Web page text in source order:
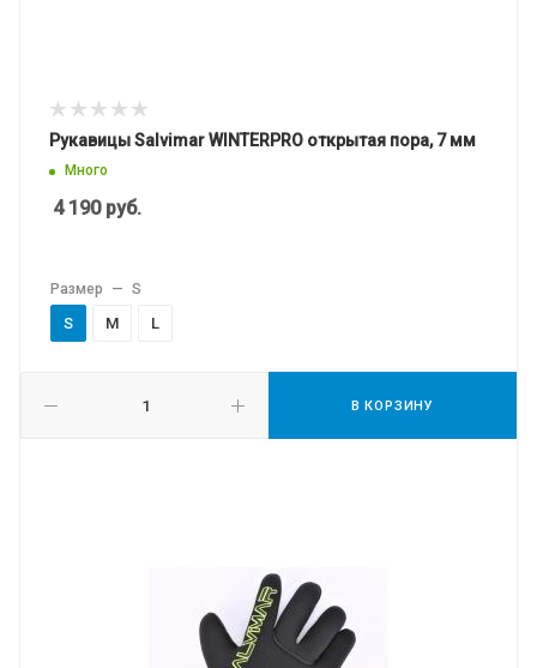
Рукавицы Salvimar WINTERPRO открытая пора, 7 мм
Много
4 190руб.
В КОРЗИНУ
Размер — S
S M L